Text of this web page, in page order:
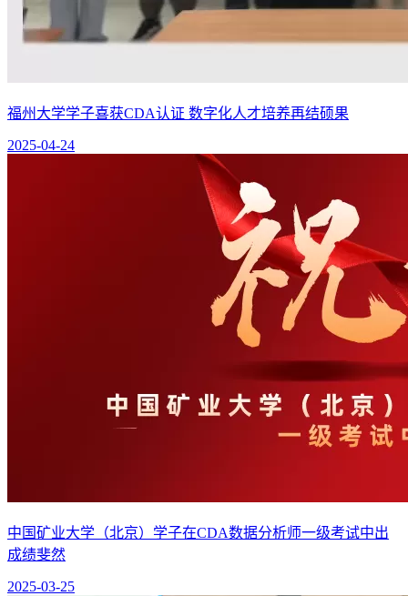
福州大学学子喜获CDA认证 数字化人才培养再结硕果
2025-04-24
中国矿业大学（北京）学子在CDA数据分析师一级考试中出
成绩斐然
2025-03-25